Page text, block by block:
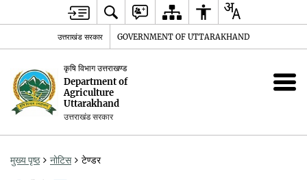
उत्तराखंड सरकार GOVERNMENT OF UTTARAKHAND
कृषि विभाग उत्तराखण्ड
Department of
Agriculture
Uttarakhand
उत्तराखंड सरकार
मुख्य पृष्ठ नोटिस टेण्डर